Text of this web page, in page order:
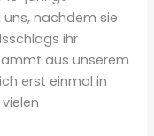
nachdem sie
ihr
aus unserem
erst einmal in